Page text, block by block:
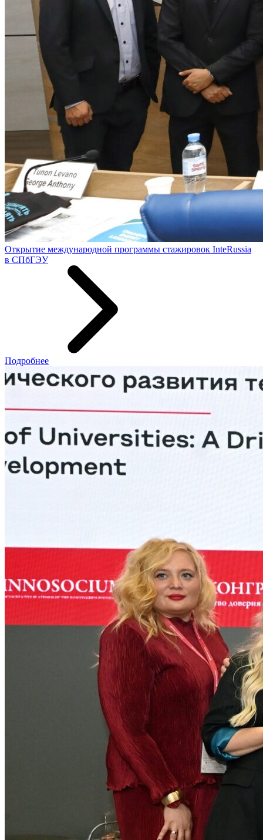
Открытие международной программы стажировок InteRussia
в СПбГЭУ
Подробнее